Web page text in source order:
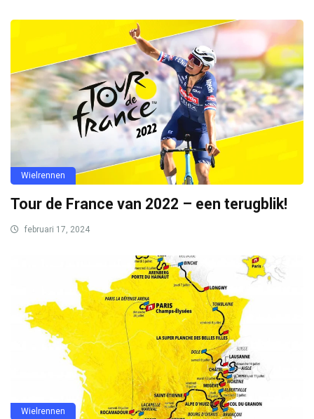
Wielrennen
Tour de France van 2022 – een terugblik!
februari 17, 2024
Wielrennen